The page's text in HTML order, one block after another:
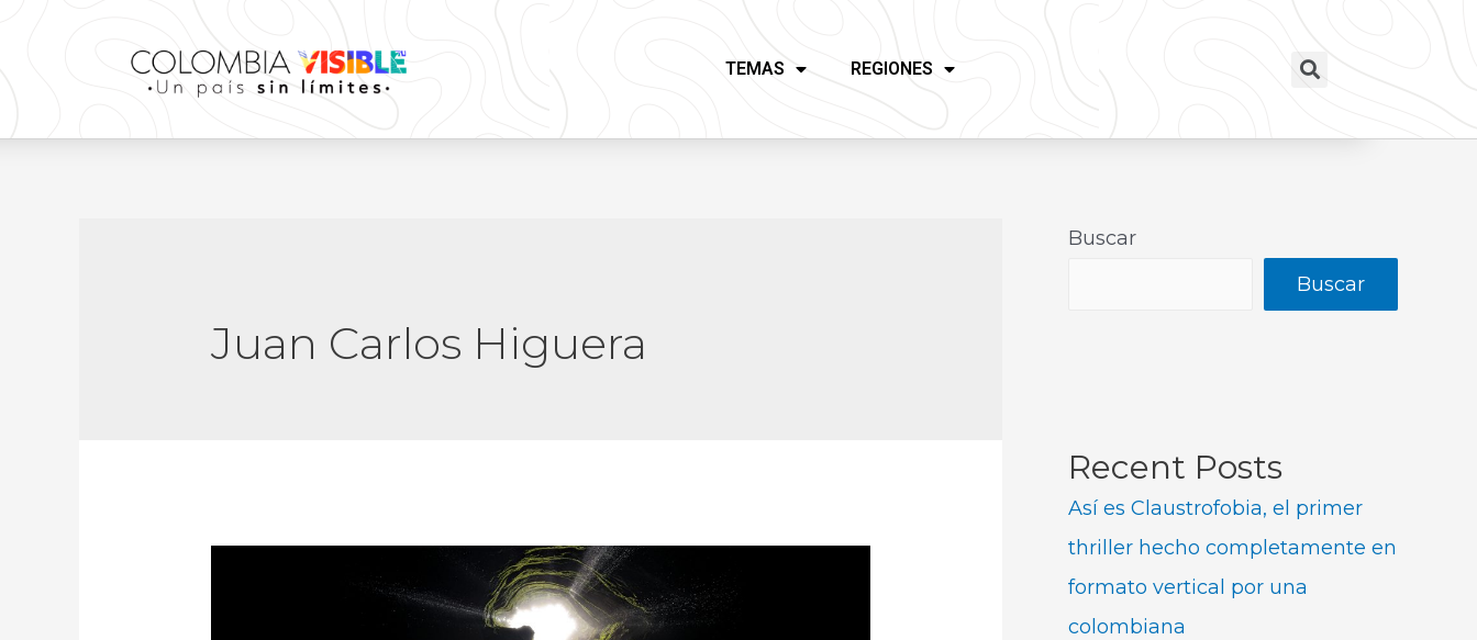
TEMAS REGIONES
Juan Carlos Higuera
Buscar
Buscar
Recent Posts
Así es Claustrofobia, el primer
thriller hecho completamente en
formato vertical por una
colombiana